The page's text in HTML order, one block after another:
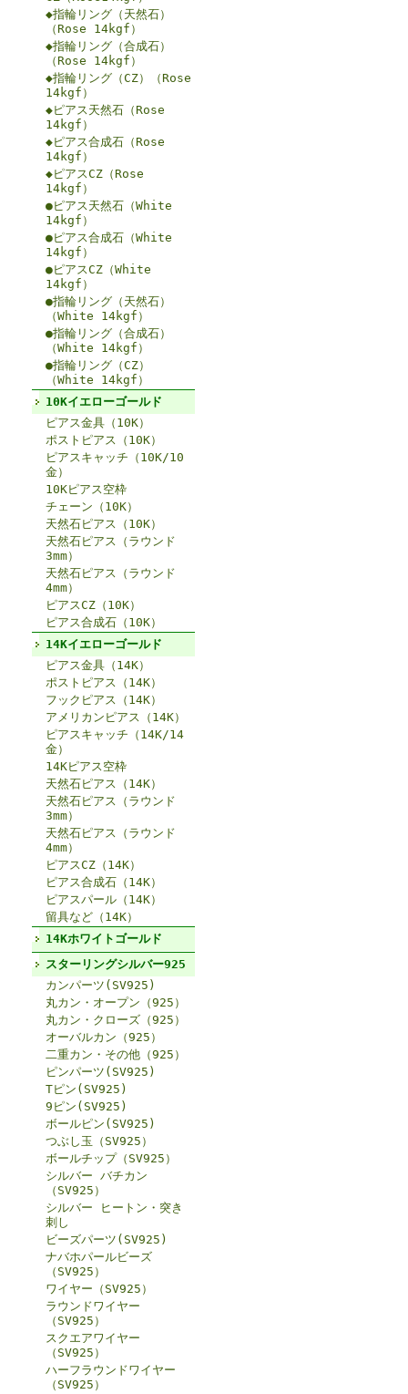
◆指輪リング（天然石）
（Rose 14kgf）
◆指輪リング（合成石）
（Rose 14kgf）
◆指輪リング（CZ）（Rose
14kgf）
◆ピアス天然石（Rose
14kgf）
◆ピアス合成石（Rose
14kgf）
◆ピアスCZ（Rose
14kgf）
●ピアス天然石（White
14kgf）
●ピアス合成石（White
14kgf）
●ピアスCZ（White
14kgf）
●指輪リング（天然石）
（White 14kgf）
●指輪リング（合成石）
（White 14kgf）
●指輪リング（CZ）
（White 14kgf）
10Kイエローゴールド
ピアス金具（10K）
ポストピアス（10K）
ピアスキャッチ（10K/10
金）
10Kピアス空枠
チェーン（10K）
天然石ピアス（10K）
天然石ピアス（ラウンド
3mm）
天然石ピアス（ラウンド
4mm）
ピアスCZ（10K）
ピアス合成石（10K）
14Kイエローゴールド
ピアス金具（14K）
ポストピアス（14K）
フックピアス（14K）
アメリカンピアス（14K）
ピアスキャッチ（14K/14
金）
14Kピアス空枠
天然石ピアス（14K）
天然石ピアス（ラウンド
3mm）
天然石ピアス（ラウンド
4mm）
ピアスCZ（14K）
ピアス合成石（14K）
ピアスパール（14K）
留具など（14K）
14Kホワイトゴールド
スターリングシルバー925
カンパーツ(SV925)
丸カン・オープン（925）
丸カン・クローズ（925）
オーバルカン（925）
二重カン・その他（925）
ピンパーツ(SV925)
Tピン(SV925)
9ピン(SV925)
ボールピン(SV925)
つぶし玉（SV925）
ボールチップ（SV925）
シルバー バチカン
（SV925）
シルバー ヒートン・突き
刺し
ビーズパーツ(SV925)
ナバホパールビーズ
（SV925）
ワイヤー（SV925）
ラウンドワイヤー
（SV925）
スクエアワイヤー
（SV925）
ハーフラウンドワイヤー
（SV925）